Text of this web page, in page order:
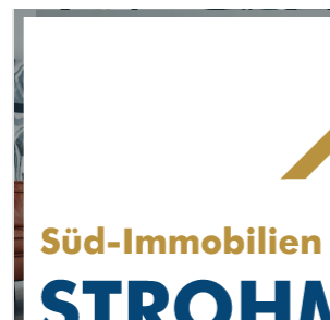
Süd-Immobilien Strohmaier